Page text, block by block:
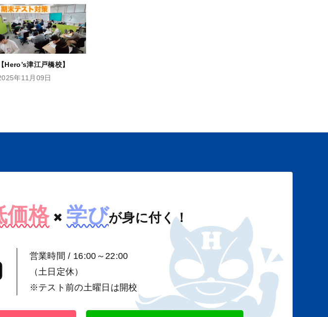
【Hero’s津江戸橋校】
年11月09日
価格 × 学びが身に付く！
営業時間 / 16:00～22:00
（土日定休）
※テスト前の土曜日は開校